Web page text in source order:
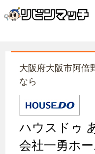
大阪府大阪市阿倍
なら
ハウスドゥ
会社一勇ホ